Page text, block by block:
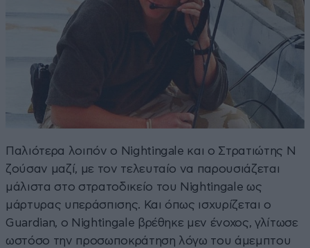
Παλιότερα λοιπόν ο Nightingale και ο Στρατιώτης N
ζούσαν μαζί, με τον τελευταίο να παρουσιάζεται
μάλιστα στο στρατοδικείο του Nightingale ως
μάρτυρας υπεράσπισης. Και όπως ισχυρίζεται ο
Guardian, ο Nightingale βρέθηκε μεν ένοχος, γλίτωσε
ωστόσο την προσωποκράτηση λόγω του άμεμπτου